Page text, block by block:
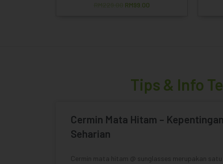
RM99.00
Tips & Info
Cermin Mata Hitam –
Seharian
Cermin mata hitam @ sunglasses merupakan